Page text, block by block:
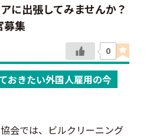
に出張してみませんか？
募集
0
おきたい外国人雇用の今
会では、ビルクリーニング